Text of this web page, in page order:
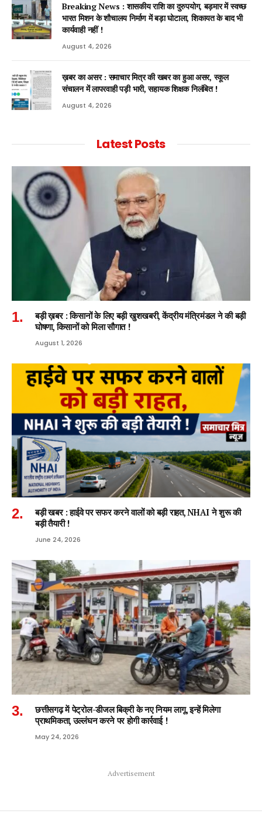
Breaking News : शासकीय राशि का दुरुपयोग, बड़मार में स्वच्छ
भारत मिशन के शौचालय निर्माण में बड़ा घोटाला, शिकायत के बाद भी
कार्यवाही नहीं !
August 4, 2026
ख़बर का असर : समाचार मित्र की खबर का हुआ असर, स्कूल
संचालन में लापरवाही पड़ी भारी, सहायक शिक्षक निलंबित !
August 4, 2026
Latest Posts
बड़ी ख़बर : किसानों के लिए बड़ी खुशखबरी, केंद्रीय मंत्रिमंडल ने की बड़ी
घोषणा, किसानों को मिला सौगात !
August 1, 2026
बड़ी खबर : हाईवे पर सफर करने वालों को बड़ी राहत, NHAI ने शुरू की
बड़ी तैयारी !
June 24, 2026
छत्तीसगढ़ में पेट्रोल-डीजल बिक्री के नए नियम लागू, इन्हें मिलेगा
प्राथमिकता, उल्लंघन करने पर होगी कार्रवाई !
May 24, 2026
Advertisement